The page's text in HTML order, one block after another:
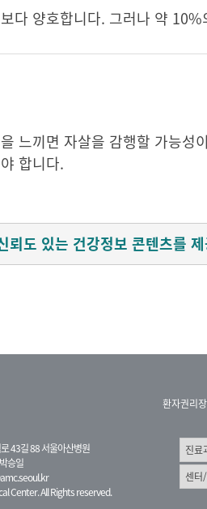
다 양호합니다. 그러나 약
느끼면 자살을 감행할 가능
합니다.
뢰도 있는 건강정보 콘텐츠를
43길 88 서울아산병원
승일
Center. All Rights reserved.
환자권리